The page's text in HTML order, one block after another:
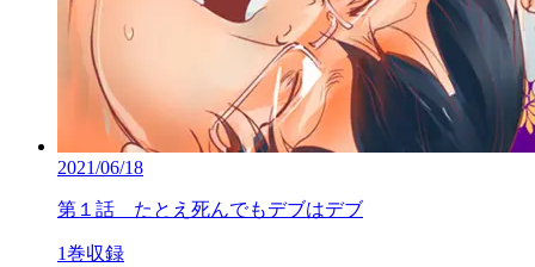
2021/06/18
第１話 たとえ死んでもデブはデブ
1巻収録